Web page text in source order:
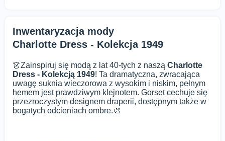
Inwentaryzacja mody
Charlotte Dress - Kolekcja 1949
👗Zainspiruj się modą z lat 40-tych z naszą Charlotte
Dress - Kolekcją 1949! Ta dramatyczna, zwracająca
uwagę suknia wieczorowa z wysokim i niskim, pełnym
hemem jest prawdziwym klejnotem. Gorset cechuje się
przezroczystym designem draperii, dostępnym także w
bogatych odcieniach ombre.🎨